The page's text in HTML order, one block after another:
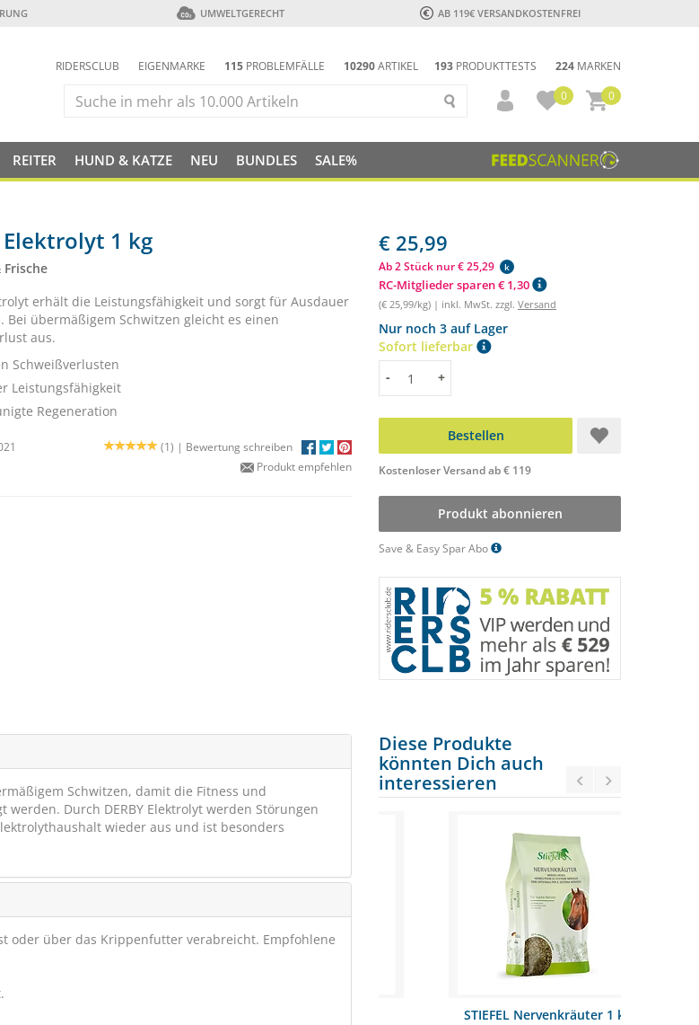
UMWELTGERECHT AB 119€ VERSANDKOSTENFREI
193 PRODUKTTESTS 224 MARKEN
RIDERSCLUB EIGENMARKE 115 PROBLEMFÄLLE 10290ARTIKEL
0
0
REITER HUND & KATZE NEU BUNDLES SALE%
Elektrolyt 1 kg
Frische
erhält die Leistungsfähigkeit und sorgt für Ausdauer
Bei übermäßigem Schwitzen gleicht es einen
aus.
Schweißverlusten
Leistungsfähigkeit
Regeneration
(1) | Bewertung schreiben
Produkt empfehlen
€ 25,99
Ab 2 Stück nur € 25,29 k
RC-Mitglieder sparen € 1,30
(€ 25,99/kg) | inkl. MwSt. zzgl. Versand
Nur noch 3 auf Lager
Sofort lieferbar
Menge
- +
Bestellen
Kostenloser Versand ab € 119
Produkt abonnieren
Save & Easy Spar Abo
Schwitzen, damit die Fitness und
Durch DERBY Elektrolyt werden Störungen
wieder aus und ist besonders
oder über das Krippenfutter verabreicht. Empfohlene
Diese Produkte
könnten Dich auch
interessieren
STIEFEL Nervenkräuter 1 kg